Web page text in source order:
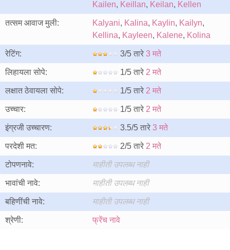
Kailen, Keillan, Keilan, Kellen
तत्सम आवाज मुली: Kalyani, Kalina, Kaylin, Kailyn,
Kellina, Kayleen, Kalene, Kolina
रेटिंग: 3/5 तारे 3 मते
लिहायला सोपे: 1/5 तारे 2 मते
लक्षात ठेवायला सोपे: 1/5 तारे 2 मते
उच्चार: 1/5 तारे 2 मते
इंग्रजी उच्चारण: 3.5/5 तारे 3 मते
परदेशी मत: 2/5 तारे 2 मते
टोपणनावे: माहीती उपलब्ध नाही
भावांची नावे: माहीती उपलब्ध नाही
बहिणींची नावे: माहीती उपलब्ध नाही
श्रेणी: फ्रेंच नावे